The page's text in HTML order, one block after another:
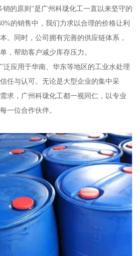
的原则”是广州科珑化工一直以来坚守的
的销售中，我们力求以合理的价格让利
。同时，公司拥有完善的供应链体系，
，帮助客户减少库存压力。
泛应用于华南、华东等地区的工业水处理
任与认可。无论是大型企业的集中采
求，广州科珑化工都一视同仁，以专业
一位合作伙伴。